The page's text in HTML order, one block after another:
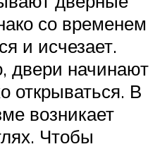
со временем
и исчезает.
двери начинают
открываться. В
возникает
Чтобы